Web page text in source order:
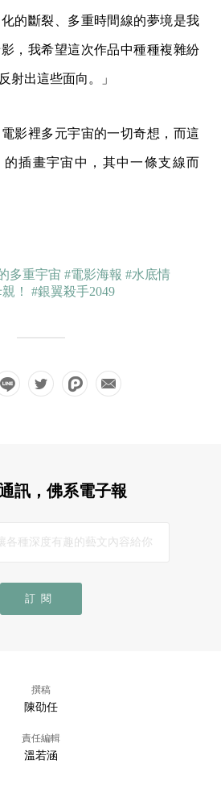
的斷裂、多重時間線的夢境是我
，我希望這次作品中種種複雜紛
射出這些面向。」
影裡多元宇宙的一切奇想，而這
的插畫宇宙中，其中一條支線而
多重宇宙 #電影海報 #水底情
！ #銀翼殺手2049
訊，佛系電子報
訂閱
撰稿
陳劭任
責任編輯
溫若涵